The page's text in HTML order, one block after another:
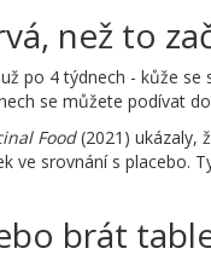
než to
po 4 týdnech - kůže
se můžete podívat
Food(2021) ukázaly,
ve srovnání s placebo.
brát